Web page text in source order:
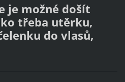
je možné došít
třeba utěrku,
do vlasů,